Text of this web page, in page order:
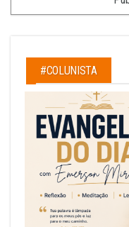
#COLUNISTA